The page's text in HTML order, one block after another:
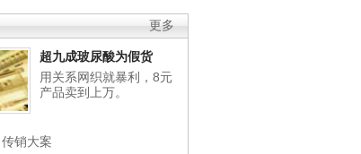
更多
超九成玻尿酸为假货
用关系网织就暴利，8元
产品卖到上万。
销大案